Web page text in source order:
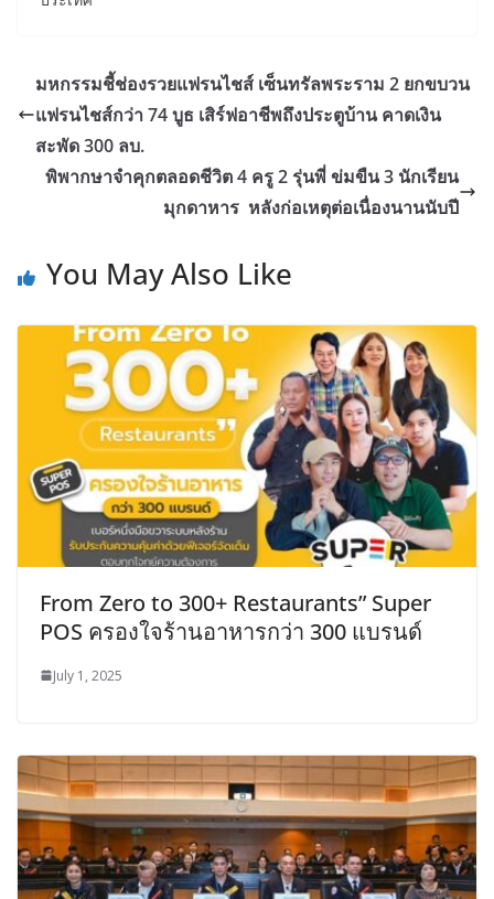
มหกรรมชี้ช่องรวยแฟรนไชส์ เซ็นทรัลพระราม 2 ยกขบวน
แฟรนไชส์กว่า 74 บูธ เสิร์ฟอาชีพถึงประตูบ้าน คาดเงิน
สะพัด 300 ลบ.
พิพากษาจำคุกตลอดชีวิต 4 ครู 2 รุ่นพี่ ข่มขืน 3 นักเรียน
มุกดาหาร หลังก่อเหตุต่อเนื่องนานนับปี
You May Also Like
From Zero to 300+ Restaurants” Super
POS ครองใจร้านอาหารกว่า 300 แบรนด์
July 1, 2025